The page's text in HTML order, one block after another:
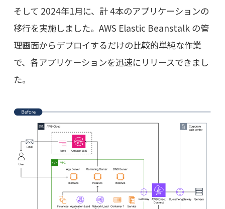
そして 2024年1月に、計 4本のアプリケーションの
移行を実施しました。AWS Elastic Beanstalk の管
理画面からデプロイするだけの比較的単純な作業
で、各アプリケーションを迅速にリリースできまし
た。